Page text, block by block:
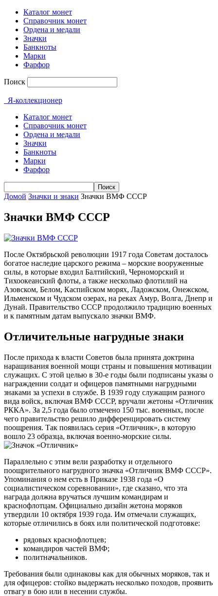
Каталог монет
Справочник монет
Ордена и медали
Значки
Банкноты
Марки
Фарфор
Поиск
Я-коллекционер
Каталог монет
Справочник монет
Ордена и медали
Значки
Банкноты
Марки
Фарфор
Домой Значки и знаки Значки ВМФ СССР
Значки ВМФ СССР
После Октябрьской революции 1917 года Советам досталось
богатое наследие царского режима – морские вооруженные
силы, в которые входил Балтийский, Черноморский и
Тихоокеанский флоты, а также несколько флотилий на
Азовском, Белом, Каспийском морях, Ладожском, Онежском,
Ильменском и Чудском озерах, на реках Амур, Волга, Днепр и
Дунай. Правительство СССР продолжило традицию военных
и к памятным датам выпускало значки ВМФ.
Отличительные нагрудные знаки
После прихода к власти Советов была принята доктрина
наращивания военной мощи страны и повышения мотивации
служащих. С этой целью в 30-е годы были подписаны указы о
награждении солдат и офицеров памятными нагрудными
знаками за успехи в службе. В 1939 году служащим разного
вида войск, включая ВМФ СССР, вручали жетоны «Отличник
РККА». За 2,5 года было отмечено 150 тыс. военных, после
чего правительство решило дифференцировать систему
поощрения. Так появилась серия «Отличник», в которую
вошло 23 образца, включая военно-морские силы.
Параллельно с этим вели разработку и отдельного
поощрительного нагрудного значка «Отличник ВМФ СССР».
Упоминания о нем есть в Приказе 1938 года «О
социалистическом соревновании», где сказано, что эта
награда должна вручаться лучшим командирам и
краснофлотцам. Официально дизайн жетона моряков
утвердили 10 октября 1939 года. Им отмечали служащих,
которые отличились в боях или политической подготовке:
рядовых краснофлотцев;
командиров частей ВМФ;
политначальников.
Требования были одинаковы как для обычных моряков, так и
для офицеров: стойко выдержать несколько походов, проявить
отвагу в бою или в несении службы.